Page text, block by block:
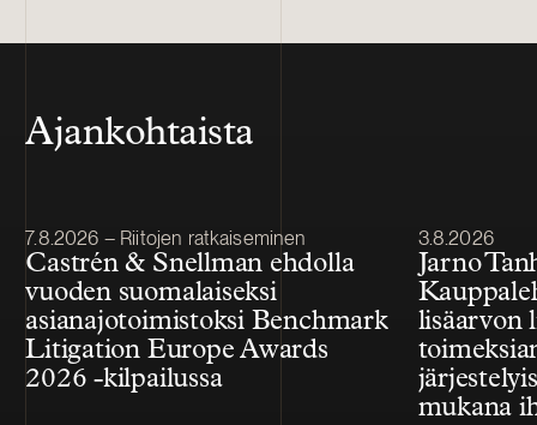
Ajankohtaista
Julkaistu
7.8.2026 – Riitojen ratkaiseminen
Castrén & Snellman ehdolla
vuoden suomalaiseksi
asianajotoimistoksi Benchmark
Litigation Europe Awards
2026 -kilpailussa
Julkaistu
3.8.2026
Jarno
lisäarvon
mukana